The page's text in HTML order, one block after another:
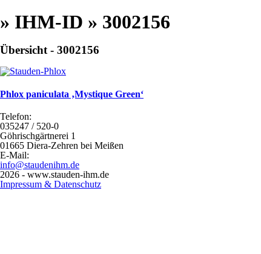
» IHM-ID » 3002156
Übersicht - 3002156
Phlox paniculata ‚Mystique Green‘
Telefon:
035247 / 520-0
Göhrischgärtnerei 1
01665 Diera-Zehren bei Meißen
E-Mail:
info@staudenihm.de
2026 - www.stauden-ihm.de
Impressum & Datenschutz